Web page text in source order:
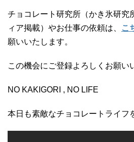
チョコレート研究所（かき氷研究
ィア掲載）やお仕事の依頼は、
こ
願いいたします。
この機会にご登録よろしくお願い
NO KAKIGORI , NO LIFE
本日も素敵なチョコレートライフ